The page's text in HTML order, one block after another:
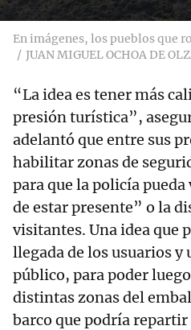
En imágenes, los pueblos que
JUAN MIGUEL OCHOA DE
“La idea es tener más
presión turística”,
adelantó que entre sus
habilitar zonas de
para que la policía
de estar presente” o la
visitantes. Una idea que
llegada de los usuarios
público, para poder
distintas zonas del
barco que podría